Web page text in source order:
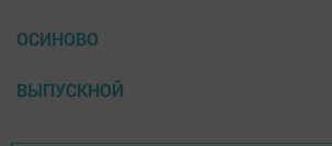
ОСИНОВО
ВЫПУСКНОЙ